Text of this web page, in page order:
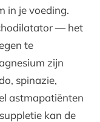
in je voeding.
— het
te
zijn
spinazie,
astmapatiënten
kan de